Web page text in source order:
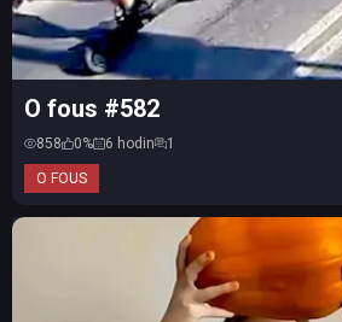
O FOUS
O fous #582
858 0% 6 hodin 1